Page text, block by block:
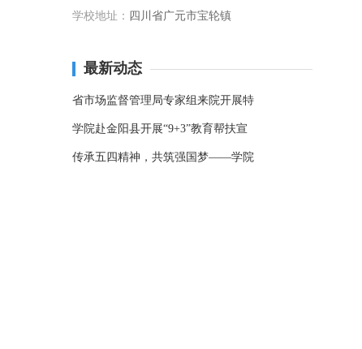
学校地址： 四川省广元市宝轮镇
最新动态
省市场监督管理局专家组来院开展特
学院赴金阳县开展“9+3”教育帮扶宣
传承五四精神，共筑强国梦——学院